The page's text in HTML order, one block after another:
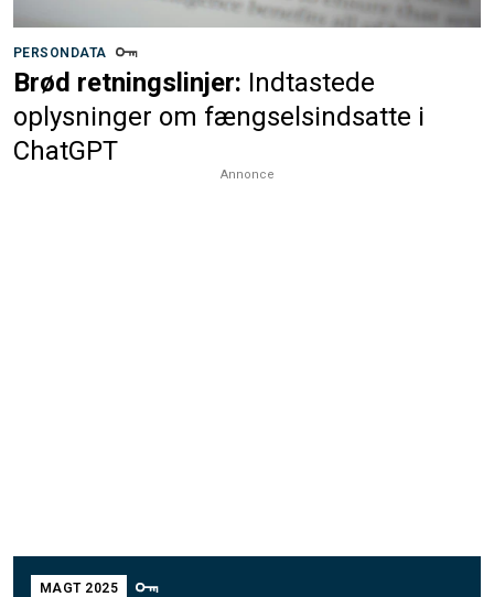
PERSONDATA
Brød retningslinjer: Indtastede
oplysninger om fængselsindsatte i
ChatGPT
Annonce
MAGT 2025